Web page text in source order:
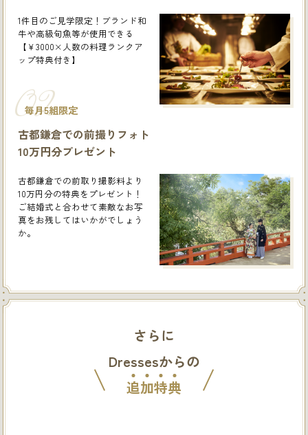
1件目のご見学限定！ブランド和
牛や高級旬魚等が使用できる
【￥3000×人数の料理ランクア
ップ特典付き】
02
毎月5組限定
古都鎌倉での前撮りフォト
10万円分プレゼント
古都鎌倉での前取り撮影料より
10万円分の特典をプレゼント！
ご結婚式と合わせて素敵なお写
真をお残してはいかがでしょう
か。
さらに
Dressesからの
追加特典